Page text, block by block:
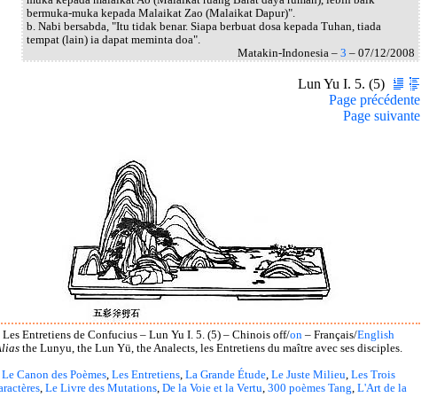
bermuka-muka kepada Malaikat Zao (Malaikat Dapur)".
b. Nabi bersabda, "Itu tidak benar. Siapa berbuat dosa kepada Tuhan, tiada
tempat (lain) ia dapat meminta doa".
Matakin-Indonesia – 3 – 07/12/2008
Lun Yu I. 5. (5)
Page précédente
Page suivante
Les Entretiens de Confucius – Lun Yu I. 5. (5) – Chinois off/on – Français/English
the Lunyu, the Lun Yü, the Analects, les Entretiens du maître avec ses disciples.
Le Canon des Poèmes Les Entretiens La Grande Étude Le Juste Milieu Les Trois
Le Livre des Mutations De la Voie et la Vertu 300 poèmes Tang L'Art de la